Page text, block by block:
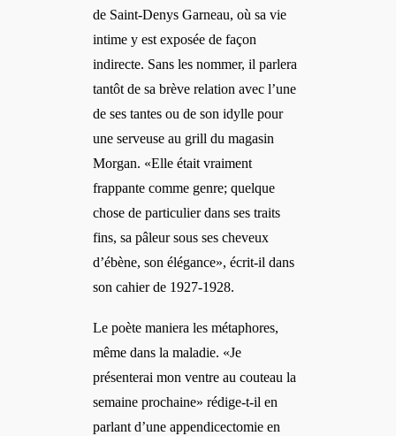
de Saint-Denys Garneau, où sa vie
intime y est exposée de façon
indirecte. Sans les nommer, il parlera
tantôt de sa brève relation avec l’une
de ses tantes ou de son idylle pour
une serveuse au grill du magasin
Morgan. «Elle était vraiment
frappante comme genre; quelque
chose de particulier dans ses traits
fins, sa pâleur sous ses cheveux
d’ébène, son élégance», écrit-il dans
son cahier de 1927-1928.
Le poète maniera les métaphores,
même dans la maladie. «Je
présenterai mon ventre au couteau la
semaine prochaine» rédige-t-il en
parlant d’une appendicectomie en